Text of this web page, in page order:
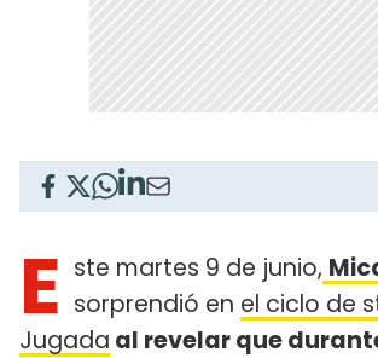
E ste martes 9 de junio,
sorprendió en el ciclo de
Jugada al revelar que